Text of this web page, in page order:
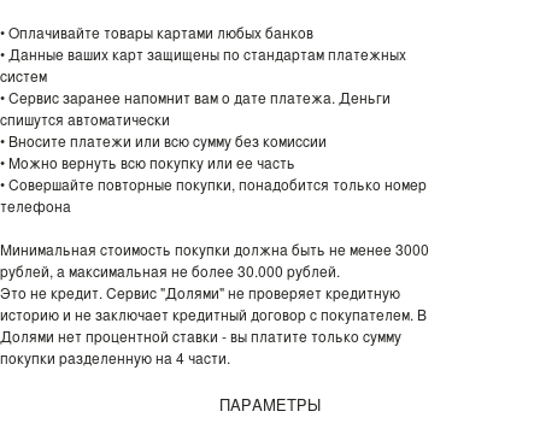
• Оплачивайте товары картами любых банков
• Данные ваших карт защищены по стандартам платежных
систем
• Сервис заранее напомнит вам о дате платежа. Деньги
спишутся автоматически
• Вносите платежи или всю сумму без комиссии
• Можно вернуть всю покупку или ее часть
• Совершайте повторные покупки, понадобится только номер
телефона
Минимальная стоимость покупки должна быть не менее 3000
рублей, а максимальная не более 30.000 рублей.
Это не кредит. Сервис "Долями" не проверяет кредитную
историю и не заключает кредитный договор с покупателем. В
Долями нет процентной ставки - вы платите только сумму
покупки разделенную на 4 части.
ПАРАМЕТРЫ